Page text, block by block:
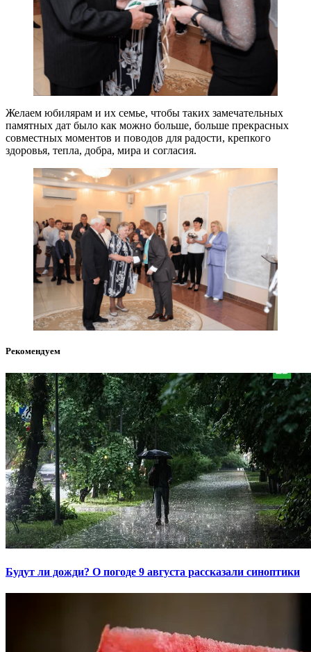
Желаем юбилярам и их семье, чтобы таких замечательных
памятных дат было как можно больше, больше прекрасных
совместных моментов и поводов для радости, крепкого
здоровья, тепла, добра, мира и согласия.
Рекомендуем
Будут ли дожди? О погоде 9 августа рассказали синоптики